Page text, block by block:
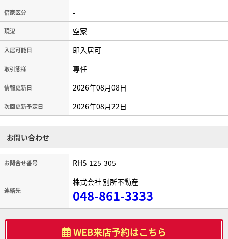
借家区分 -
現況 空家
入居可能日 即入居可
取引態様 専任
情報更新日 2026年08月08日
次回更新予定日 2026年08月22日
お問い合わせ
お問合せ番号 RHS-125-305
連絡先
株式会社 別所不動産
048-861-3333
WEB来店予約はこちら